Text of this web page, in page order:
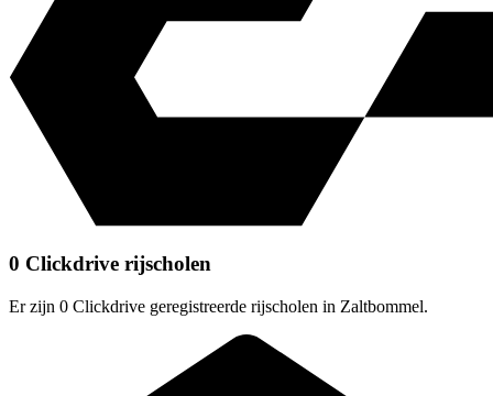
0 Clickdrive rijscholen
Er zijn 0 Clickdrive geregistreerde rijscholen in Zaltbommel.